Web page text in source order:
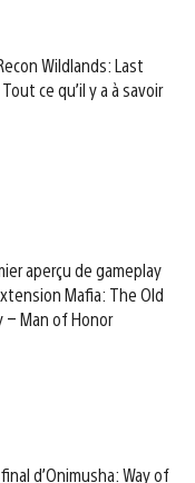
Wildlands: Last
ce qu’il y a à savoir
aperçu de gameplay
Mafia: The Old
– Man of Honor
d’Onimusha: Way of